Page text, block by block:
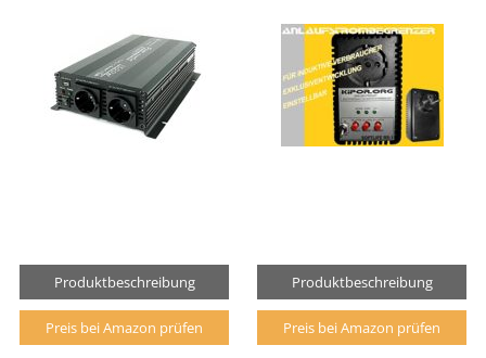
Produktbeschreibung
Preis bei Amazon prüfen
Produktbeschreibung
Preis bei Amazon prüfen